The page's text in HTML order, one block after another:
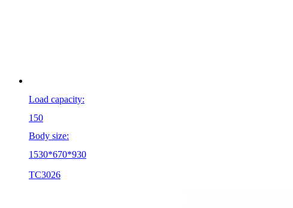
Load capacity:
150
Body size:
1530*670*930
TC3026